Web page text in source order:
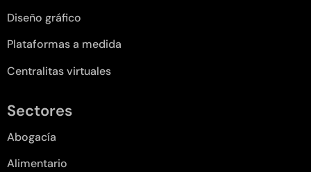
Diseño gráfico
Plataformas a medida
Centralitas virtuales
Sectores
Abogacía
Alimentario